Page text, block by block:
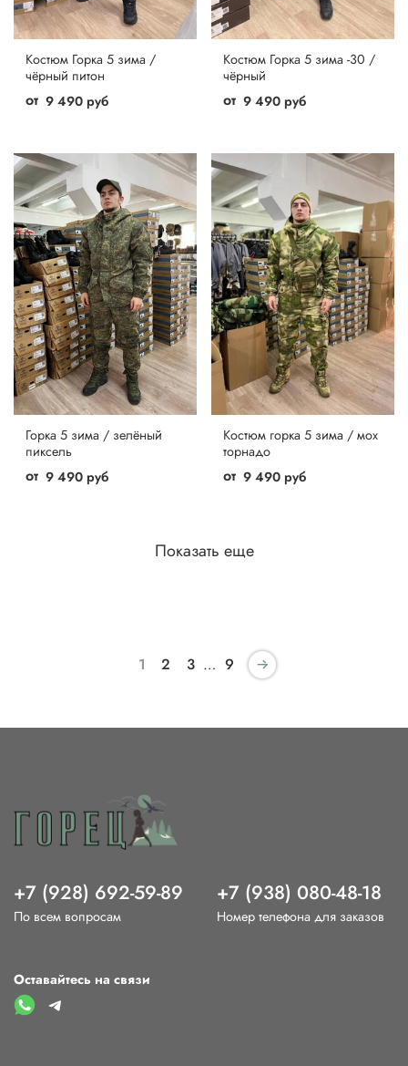
Костюм Горка 5 зима /
чёрный питон
от 9 490 руб
Костюм Горка 5 зима -30 /
чёрный
от 9 490 руб
Горка 5 зима / зелёный
пиксель
от 9 490 руб
Костюм горка 5 зима / мох
торнадо
от 9 490 руб
Показать еще
1 2 3 … 9
+7 (928) 692-59-89
По всем вопросам
+7 (938) 080-48-18
Номер телефона для заказов
Оставайтесь на связи